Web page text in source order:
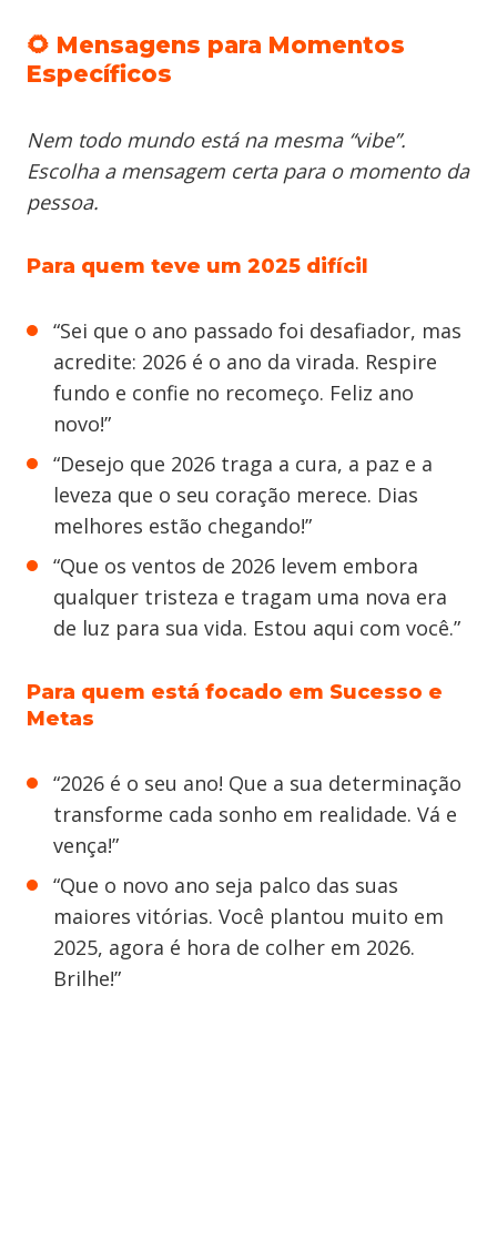
🌻 Mensagens para Momentos
Específicos
Nem todo mundo está na mesma “vibe”.
Escolha a mensagem certa para o momento da
pessoa.
Para quem teve um 2025 difícil
“Sei que o ano passado foi desafiador, mas
acredite: 2026 é o ano da virada. Respire
fundo e confie no recomeço. Feliz ano
novo!”
“Desejo que 2026 traga a cura, a paz e a
leveza que o seu coração merece. Dias
melhores estão chegando!”
“Que os ventos de 2026 levem embora
qualquer tristeza e tragam uma nova era
de luz para sua vida. Estou aqui com você.”
Para quem está focado em Sucesso e
Metas
“2026 é o seu ano! Que a sua determinação
transforme cada sonho em realidade. Vá e
vença!”
“Que o novo ano seja palco das suas
maiores vitórias. Você plantou muito em
2025, agora é hora de colher em 2026.
Brilhe!”